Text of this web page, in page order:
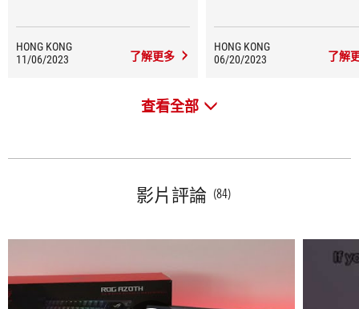
HONG KONG
11/06/2023
了解更多
HONG KONG
06/20/2023
了解
查看全部
影片評論 (84)